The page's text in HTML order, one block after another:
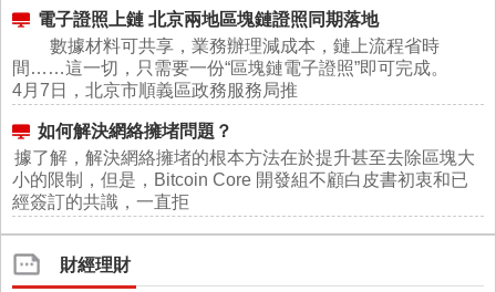
電子證照上鏈 北京兩地區塊鏈證照同期落地
數據材料可共享，業務辦理減成本，鏈上流程省時
間……這一切，只需要一份“區塊鏈電子證照”即可完成。
4月7日，北京市順義區政務服務局推
如何解決網絡擁堵問題？
據了解，解決網絡擁堵的根本方法在於提升甚至去除區塊大
小的限制，但是，Bitcoin Core 開發組不顧白皮書初衷和已
經簽訂的共識，一直拒
財經理財